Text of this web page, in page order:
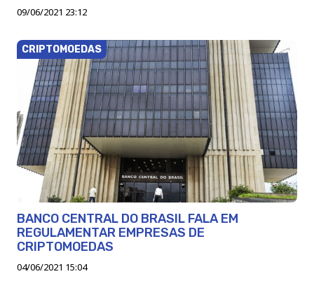
09/06/2021 23:12
CRIPTOMOEDAS
BANCO CENTRAL DO BRASIL FALA EM
REGULAMENTAR EMPRESAS DE
CRIPTOMOEDAS
04/06/2021 15:04